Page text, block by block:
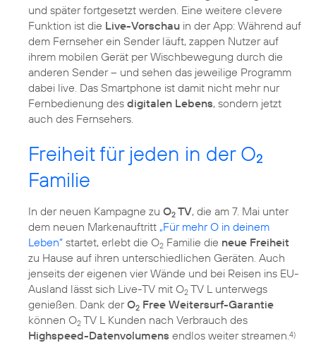
und später fortgesetzt werden. Eine weitere clevere
Funktion ist die Live-Vorschau in der App: Während auf
dem Fernseher ein Sender läuft, zappen Nutzer auf
ihrem mobilen Gerät per Wischbewegung durch die
anderen Sender – und sehen das jeweilige Programm
dabei live. Das Smartphone ist damit nicht mehr nur
Fernbedienung des digitalen Lebens, sondern jetzt
auch des Fernsehers.
Freiheit für jeden in der O2
Familie
In der neuen Kampagne zu O2 TV, die am 7. Mai unter
dem neuen Markenauftritt „Für mehr O in deinem
Leben“ startet, erlebt die O2 Familie die neue Freiheit
zu Hause auf ihren unterschiedlichen Geräten. Auch
jenseits der eigenen vier Wände und bei Reisen ins EU-
Ausland lässt sich Live-TV mit O2 TV L unterwegs
genießen. Dank derO2 Free Weitersurf-Garantie
können O2 TV L Kunden nach Verbrauch des
Highspeed-Datenvolumens endlos weiter streamen. 4)